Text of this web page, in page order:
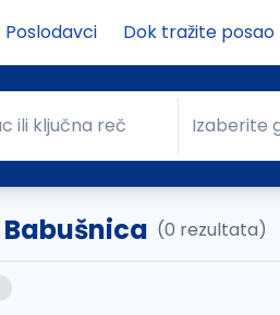
Poslodavci Dok tražite posao
ili ključna reč
ili ključna reč Grad
Izaberite
Babušnica (0 rezultata)